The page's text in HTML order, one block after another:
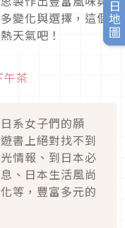
旅日地圖
變化與選擇，這個
天氣吧！
午茶
系女子們的願
書上絕對找不到
情報、到日本必
、日本生活風尚
等，豐富多元的